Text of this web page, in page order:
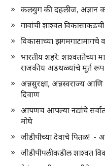
कलयुग की दहलीज, अज्ञान
गावांची शाश्वत
विकासाच्या झगमगाटामागचे
भारतीय शहरे: शाश्वततेच्या
राजकीय अडथळ्यांचे मूर्त रूप -
अन्नसुरक्षा, अन्नस्वराज्य
दिवाण
आपणच आपल्या नद्यांचे
मोघे
जीडीपीच्या देवाचे पितळ! -
जीडीपीपलीकडील शाश्वत